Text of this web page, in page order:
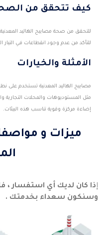
كيف تتحقق من
للتحقق من صحة مصابيح الهاليد
للتأكد من عدم وجود انقطاعات في
الأمثلة والخيارات
مصابيح الهاليد المعدنية تستخدم على
مثل المستوديوهات والمحلات التجارية
إضاءة مركزة وقوية تناسب هذه البيئات.
ميزات و
إذا كان لديك أي استفسار ،
وسنكون سعداء بخدمتك .